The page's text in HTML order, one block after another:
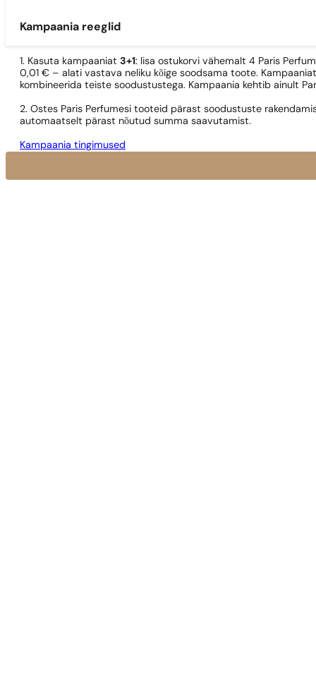
Kampaania reeglid
1. Kasuta kampaaniat 3+1: lisa ostukorvi vähemalt 4 Paris
0,01 € – alati vastava neliku kõige soodsama toote.
kombineerida teiste soodustustega. Kampaania kehtib ainult
2. Ostes Paris Perfumesi tooteid pärast soodustuste
automaatselt pärast nõutud summa saavutamist.
Kampaania tingimused